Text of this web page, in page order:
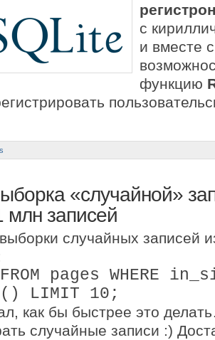
с
и вместе
функцию
«случайной»
млн записей
случайных записей
pages WHERE
LIMIT 10;
как бы быстрее это
случайные записи :)